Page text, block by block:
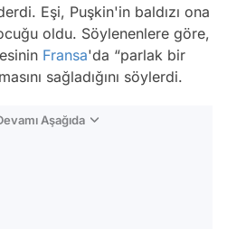
Eşi, Puşkin'in baldızı ona
oldu. Söylenenlere göre,
Fransa'da “parlak bir
sağladığını söylerdi.
Aşağıda